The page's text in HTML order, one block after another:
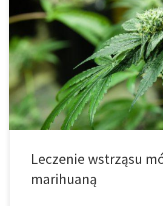
Czy cannabis może pomóc w leczeniu
mózgu to stan, który nie należy do
doświadcza, nie czuje się sobą i ma
zadań, które na co dzień uważane są za
przenosi się także na obszar leczenie –
Leczenie wstrząsu
marihuaną